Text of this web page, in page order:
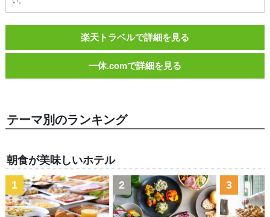
楽天トラベルで詳細を見る
一休.comで詳細を見る
テーマ別のランキング
朝食が美味しいホテル
1 2 3